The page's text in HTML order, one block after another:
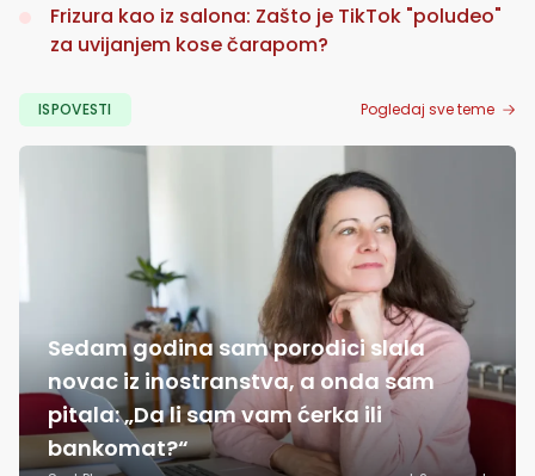
Frizura kao iz salona: Zašto je TikTok "poludeo"
za uvijanjem kose čarapom?
ISPOVESTI Pogledaj sve teme
Sedam godina sam porodici slala
novac iz inostranstva, a onda sam
pitala: „Da li sam vam ćerka ili
bankomat?“